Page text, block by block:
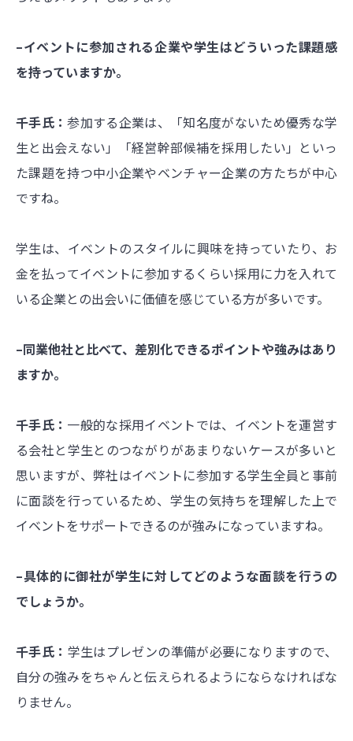
–イベントに参加される企業や学生はどういった課題感
を持っていますか。
千手氏：参加する企業は、「知名度がないため優秀な学
生と出会えない」「経営幹部候補を採用したい」といっ
た課題を持つ中小企業やベンチャー企業の方たちが中心
ですね。
学生は、イベントのスタイルに興味を持っていたり、お
金を払ってイベントに参加するくらい採用に力を入れて
いる企業との出会いに価値を感じている方が多いです。
–同業他社と比べて、差別化できるポイントや強みはあり
ますか。
千手氏： 一般的な採用イベントでは、イベントを運営す
る会社と学生とのつながりがあまりないケースが多いと
思いますが、弊社はイベントに参加する学生全員と事前
に面談を行っているため、学生の気持ちを理解した上で
イベントをサポートできるのが強みになっていますね。
–具体的に御社が学生に対してどのような面談を行うの
でしょうか。
千手氏： 学生はプレゼンの準備が必要になりますので、
自分の強みをちゃんと伝えられるようにならなければな
りません。